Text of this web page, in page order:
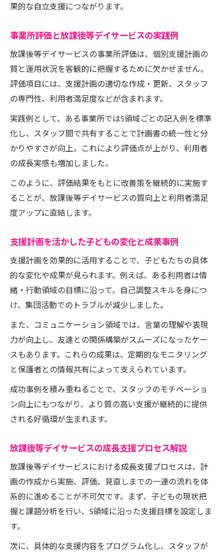
果的な自立支援につながります。
事業所評価と放課後等デイサービスの実践例
放課後等デイサービスの事業所評価は、個別支援計画の
質と運用状況を客観的に把握するために欠かせません。
評価項目には、支援計画の適切な作成・更新、スタッフ
の専門性、利用者満足度などが含まれます。
実践例として、ある事業所では5領域ごとの記入例を標準
化し、スタッフ間で共有することで計画書の統一性と分
かりやすさが向上。これにより評価点が上がり、利用者
の成長実感も増加しました。
このように、評価結果をもとに改善策を継続的に実施す
ることが、放課後等デイサービスの質向上と利用者満足
度アップに直結します。
支援計画を活かした子どもの変化と成果事例
支援計画を効果的に活用することで、子どもたちの具体
的な変化や成果が見られます。例えば、ある利用者は情
緒・行動領域の目標に沿って、自己調整スキルを身につ
け、集団活動でのトラブルが減少しました。
また、コミュニケーション領域では、言葉の理解や表現
力が向上し、友達との関係構築がスムーズになったケー
スもあります。これらの成果は、定期的なモニタリング
と保護者との情報共有によって支えられています。
成功事例を積み重ねることで、スタッフのモチベーショ
ン向上にもつながり、より質の高い支援が継続的に提供
される好循環が生まれます。
放課後等デイサービスの成長支援プロセス解説
放課後等デイサービスにおける成長支援プロセスは、計
画の作成から実施、評価、見直しまでの一連の流れを体
系的に進めることが不可欠です。まず、子どもの現状把
握と課題分析を行い、5領域に沿った支援目標を設定しま
す。
次に、具体的な支援内容をプログラム化し、スタッフが